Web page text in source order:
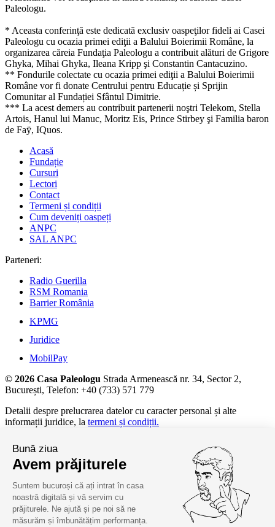
Paleologu.
* Aceasta conferinţă este dedicată exclusiv oaspeţilor fideli ai Casei
Paleologu cu ocazia primei ediţii a Balului Boierimii Române, la
organizarea căreia Fundaţia Paleologu a contribuit alături de Grigore
Ghyka, Mihai Ghyka, Ileana Kripp şi Constantin Cantacuzino.
** Fondurile colectate cu ocazia primei ediţii a Balului Boierimii
Române vor fi donate Centrului pentru Educație și Sprijin
Comunitar al Fundației Sfântul Dimitrie.
*** La acest demers au contribuit partenerii noştri Telekom, Stella
Artois, Hanul lui Manuc, Moritz Eis, Prince Stirbey şi Familia baron
de Faÿ, IQuos.
Acasă
Fundație
Cursuri
Lectori
Contact
Termeni și condiții
Cum deveniți oaspeți
ANPC
SAL ANPC
Parteneri:
Radio Guerilla
RSM Romania
Barrier România
KPMG
Juridice
MobilPay
© 2026 Casa Paleologu Strada Armenească nr. 34, Sector 2,
București, Telefon: +40 (733) 571 779
Detalii despre prelucrarea datelor cu caracter personal și alte
informații juridice, la termeni și condiții.
Bună ziua
Avem prăjiturele
Suntem bucuroși că ați intrat în casa
noastră digitală și vă servim cu
prăjiturele. Ne ajută și pe noi să ne
măsurăm și îmbunătățim performanța.